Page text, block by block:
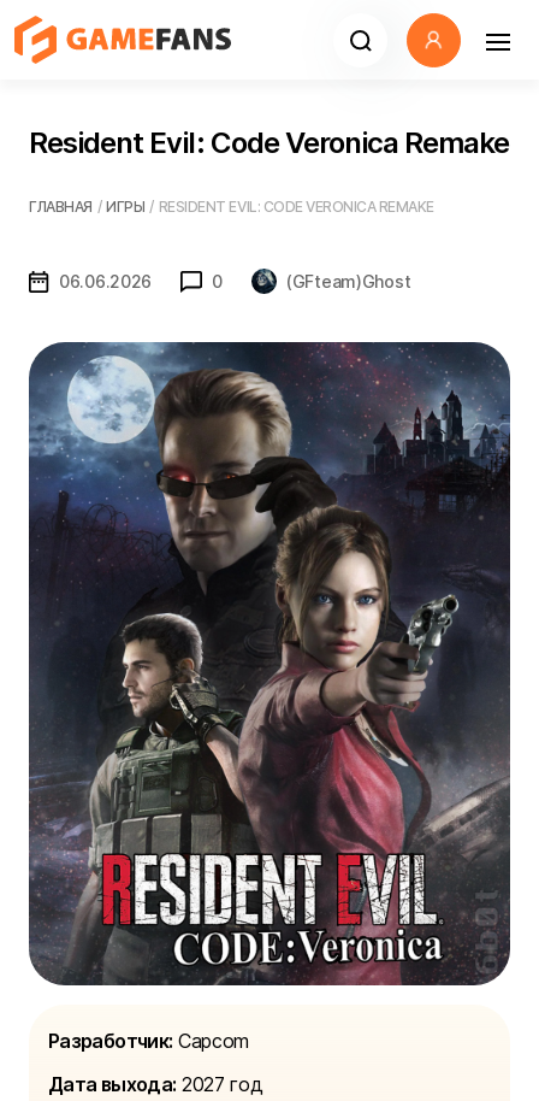
Resident Evil: Code Veronica Remake
ГЛАВНАЯ / ИГРЫ / RESIDENT EVIL: CODE VERONICA REMAKE
06.06.2026 0 (GFteam)Ghost
Разработчик: Capcom
Дата выхода: 2027 год